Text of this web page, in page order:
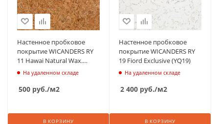
Настенное пробковое
покрытие WICANDERS RY
11 Hawai Natural Wax.
(YS811)
На удаленном складе
500 руб./м2
В КОРЗИНУ
Настенное пробковое
покрытие WICANDERS RY
19 Fiord Exclusive (YQ19)
На удаленном складе
2 400 руб./м2
В КОРЗИНУ